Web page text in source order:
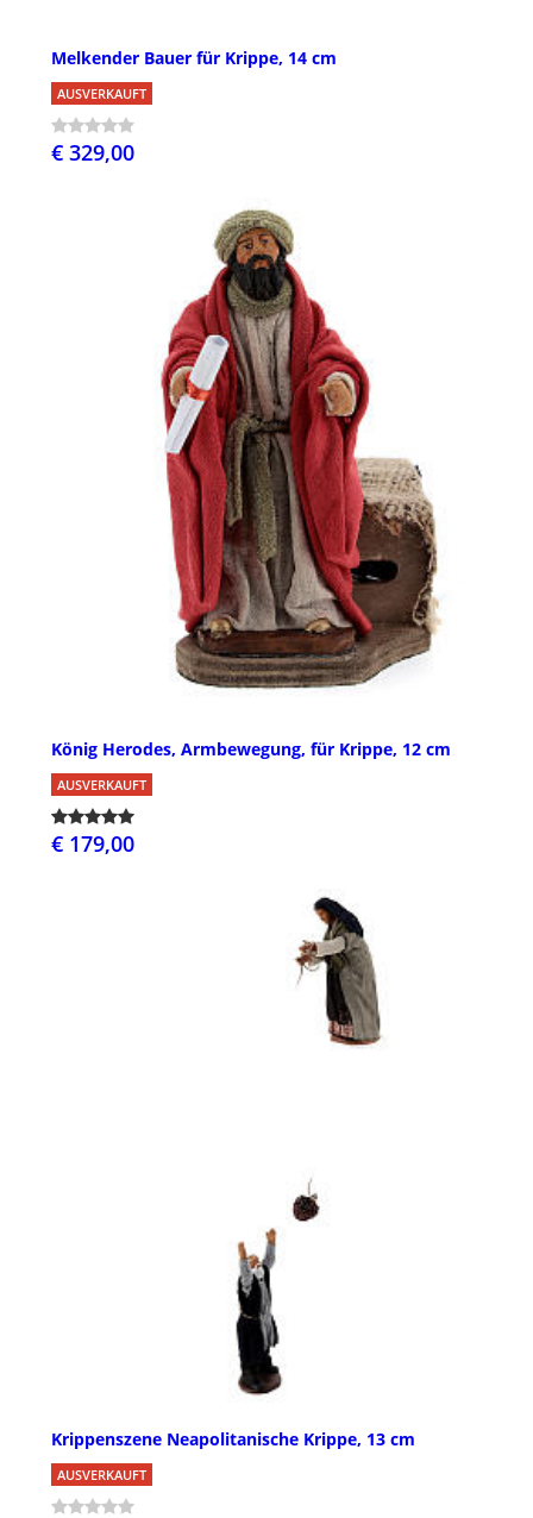
Melkender Bauer für Krippe, 14 cm
AUSVERKAUFT
€ 329,00
König Herodes, Armbewegung, für Krippe, 12 cm
AUSVERKAUFT
€ 179,00
Krippenszene Neapolitanische Krippe, 13 cm
AUSVERKAUFT